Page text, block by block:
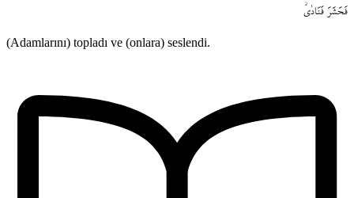
فَحَشَرَ فَنَادٰىۘ
(Adamlarını) topladı ve (onlara) seslendi.